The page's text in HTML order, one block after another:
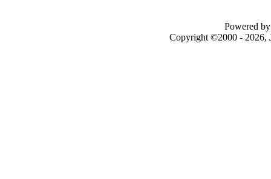
Powered
Copyright ©2000 - 2026,